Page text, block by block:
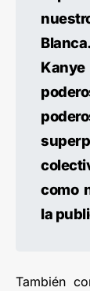
Kanye
como
la
También